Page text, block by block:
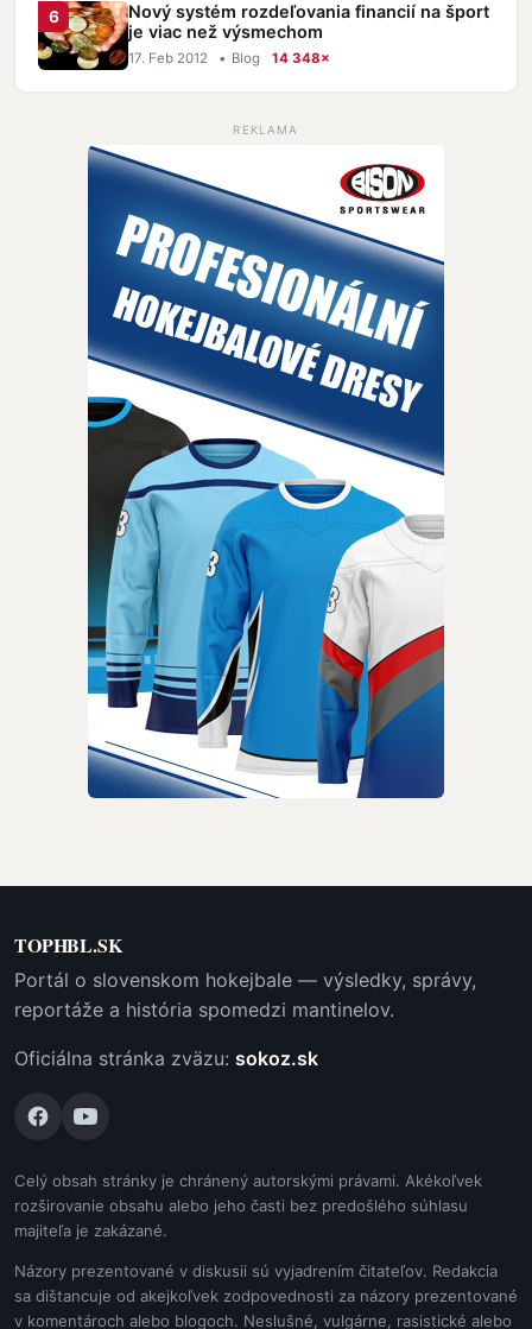
Nový systém rozdeľovania financií na šport
je viac než výsmechom
17. Feb 2012 • Blog 14 348×
REKLAMA
TOPHBL.SK
Portál o slovenskom hokejbale — výsledky, správy,
reportáže a história spomedzi mantinelov.
Oficiálna stránka zväzu: sokoz.sk
Celý obsah stránky je chránený autorskými právami. Akékoľvek
rozširovanie obsahu alebo jeho časti bez predošlého súhlasu
majiteľa je zakázané.
Názory prezentované v diskusii sú vyjadrením čitateľov. Redakcia
sa dištancuje od akejkoľvek zodpovednosti za názory prezentované
v komentároch alebo blogoch. Neslušné, vulgárne, rasistické alebo